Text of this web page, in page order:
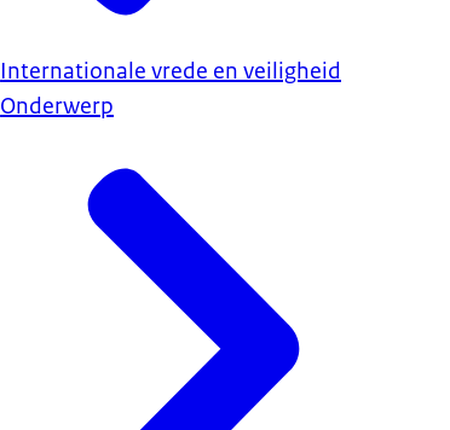
Internationale vrede en veiligheid
Onderwerp